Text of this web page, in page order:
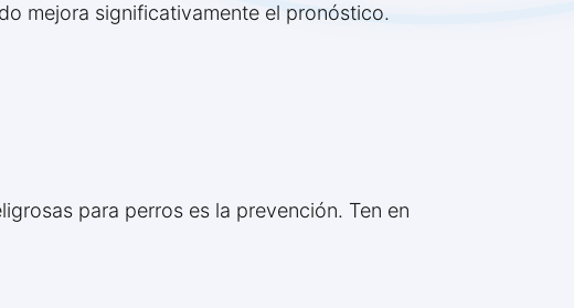
mejora significativamente el pronóstico.
para perros es la prevención. Ten en